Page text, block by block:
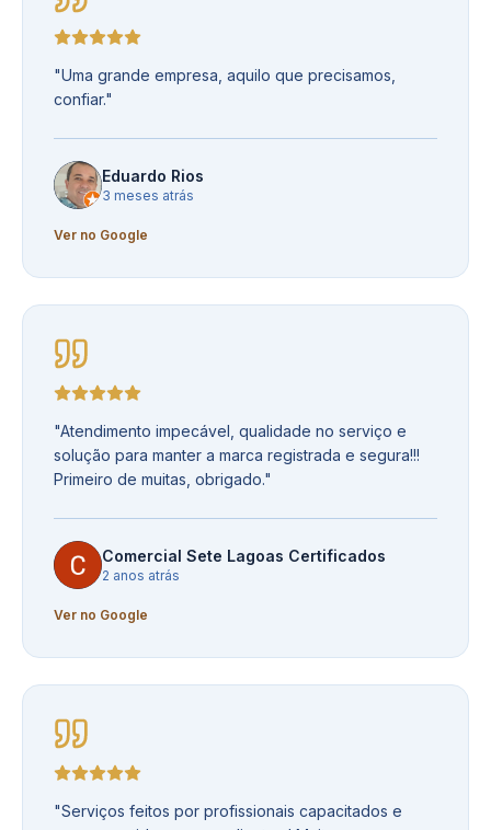
"Uma grande empresa, aquilo que precisamos,
confiar."
Eduardo Rios
3 meses atrás
Ver no Google
"Atendimento impecável, qualidade no serviço e
solução para manter a marca registrada e segura!!!
Primeiro de muitas, obrigado."
Comercial Sete Lagoas Certificados
2 anos atrás
Ver no Google
"Serviços feitos por profissionais capacitados e